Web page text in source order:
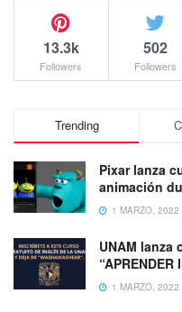
13.3k
Followers
502
Followers
Trending
Pixar lanza
animación
1 MARZO, 2022
UNAM lanza
1 MARZO, 2022